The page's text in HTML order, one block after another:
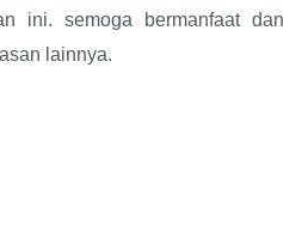
ini. semoga bermanfaat dan
lainnya.